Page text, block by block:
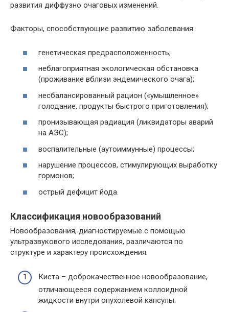
развития диффузно очаговых изменений.
Факторы, способствующие развитию заболевания:
генетическая предрасположенность;
неблагоприятная экологическая обстановка
(проживание вблизи эндемического очага);
несбалансированный рацион («умышленное»
голодание, продукты быстрого приготовления);
пронизывающая радиация (ликвидаторы аварий
на АЭС);
воспалительные (аутоиммунные) процессы;
нарушение процессов, стимулирующих выработку
гормонов;
острый дефицит йода.
Классификация новообразований
Новообразования, диагностируемые с помощью
ультразвукового исследования, различаются по
структуре и характеру происхождения.
Киста – доброкачественное новообразование,
отличающееся содержанием коллоидной
жидкости внутри опухолевой капсулы.